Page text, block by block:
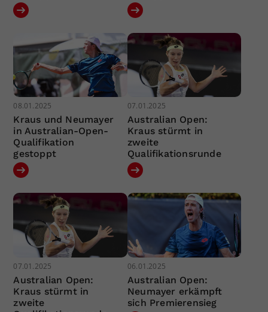
08.01.2025
Kraus und Neumayer
in Australian-Open-
Qualifikation
gestoppt
07.01.2025
Australian Open:
Kraus stürmt in
zweite
Qualifikationsrunde
07.01.2025
Australian Open:
Kraus stürmt in
zweite
06.01.2025
Australian Open:
Neumayer erkämpft
sich Premierensieg